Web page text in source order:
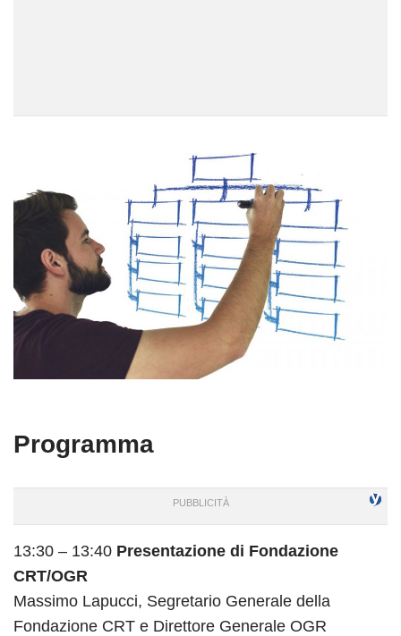
Programma
13:30 – 13:40 Presentazione di Fondazione
CRT/OGR
Massimo Lapucci, Segretario Generale della
Fondazione CRT e Direttore Generale OGR